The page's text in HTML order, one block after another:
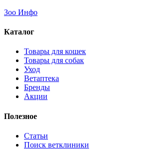
Зоо Инфо
Каталог
Товары для кошек
Товары для собак
Уход
Ветаптека
Бренды
Акции
Полезное
Статьи
Поиск ветклиники